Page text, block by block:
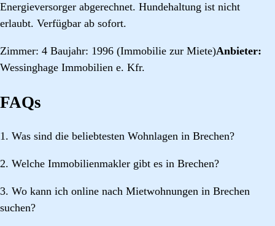
Energieversorger abgerechnet. Hundehaltung ist nicht
erlaubt. Verfügbar ab sofort.
Zimmer: 4 Baujahr: 1996 (Immobilie zur Miete)Anbieter:
Wessinghage Immobilien e. Kfr.
FAQs
1. Was sind die beliebtesten Wohnlagen in Brechen?
2. Welche Immobilienmakler gibt es in Brechen?
3. Wo kann ich online nach Mietwohnungen in Brechen
suchen?